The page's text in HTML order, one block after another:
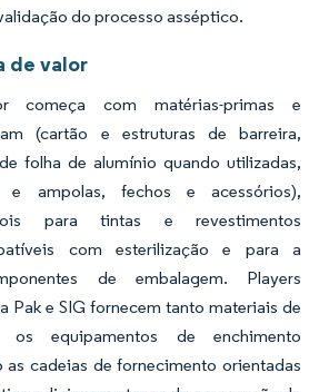
do processo asséptico.
de valor
com matérias-primas e
(cartão e estruturas de barreira,
folha de alumínio quando utilizadas,
ampolas, fechos e acessórios),
para tintas e revestimentos
com esterilização e para a
de embalagem. Players
Pak e SIG fornecem tanto materiais de
os equipamentos de enchimento
as cadeias de fornecimento orientadas